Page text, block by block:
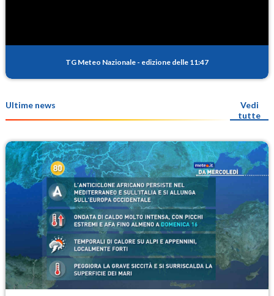
TG Meteo Nazionale - edizione delle 11:47
Ultime news
Vedi
tutte